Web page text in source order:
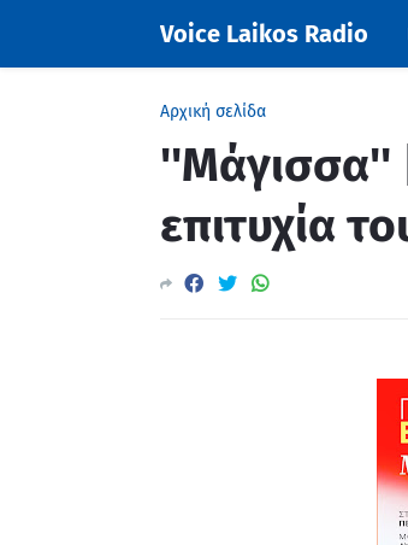
Voice Laikos Radio
Αρχική σελίδα
''Μάγισσα''
επιτυχία